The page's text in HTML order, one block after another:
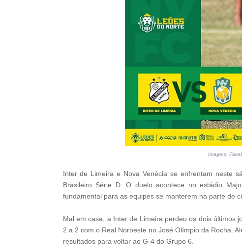
Imagem:
Inter de Limeira e Nova Venécia se enfrentam neste
Brasileiro Série D. O duelo acontece no estádio
fundamental para as equipes se manterem na parte de
Mal em casa, a Inter de Limeira perdeu os dois últimos
2 a 2 com o Real Noroeste no José Olímpio da Rocha.
resultados para voltar ao G-4 do Grupo 6.